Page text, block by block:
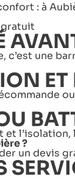
: à
c’est une
?
un devis